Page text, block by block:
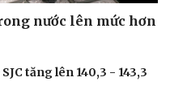
nước lên mức hơn
tăng lên 140,3 - 143,3